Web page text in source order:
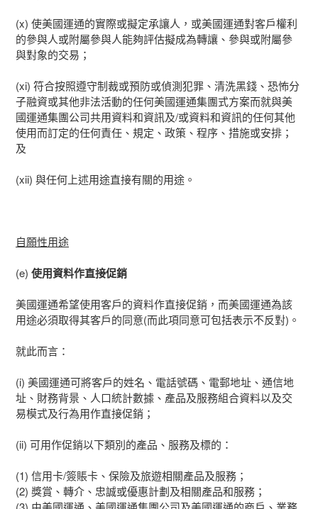
(x) 使美國運通的實際或擬定承讓人，或美國運通對客戶權利
的參與人或附屬參與人能夠評估擬成為轉讓、參與或附屬參
與對象的交易；
(xi) 符合按照遵守制裁或預防或偵測犯罪、清洗黑錢、恐怖分
子融資或其他非法活動的任何美國運通集團式方案而就與美
國運通集團公司共用資料和資訊及/或資料和資訊的任何其他
使用而訂定的任何責任、規定、政策、程序、措施或安排；
及
(xii) 與任何上述用途直接有關的用途。
自願性用途
(e) 使用資料作直接促銷
美國運通希望使用客戶的資料作直接促銷，而美國運通為該
用途必須取得其客戶的同意(而此項同意可包括表示不反對)。
就此而言：
(i) 美國運通可將客戶的姓名、電話號碼、電郵地址、通信地
址、財務背景、人口統計數據、產品及服務組合資料以及交
易模式及行為用作直接促銷；
(ii) 可用作促銷以下類別的產品、服務及標的：
(1) 信用卡/簽賬卡、保險及旅遊相關產品及服務；
(2) 獎賞、轉介、忠誠或優惠計劃及相關產品和服務；